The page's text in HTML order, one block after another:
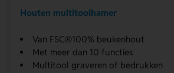
Houten multitoolhamer
Van FSC®100% beukenhout
Met meer dan 10 functies
Multitool graveren of bedrukken